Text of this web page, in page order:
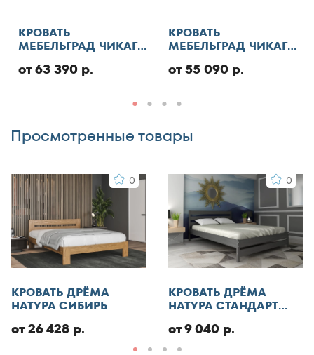
130x185
130x186
130x190
140x185
140x190
140x195
140x200
140x210
145x200
150x185
150x190
Отменить
Добавить отзыв
КРОВАТЬ
МЕБЕЛЬГРАД ЧИКАГО
от 63 390 р.
КРОВАТЬ
МЕБЕЛЬГРАД ЧИКАГО
от 55 090 р.
Просмотренные товары
0
КРОВАТЬ ДРЁМА
НАТУРА СИБИРЬ
от 26 428 р.
0
КРОВАТЬ ДРЁМА
НАТУРА СТАНДАРТ
от 9 040 р.